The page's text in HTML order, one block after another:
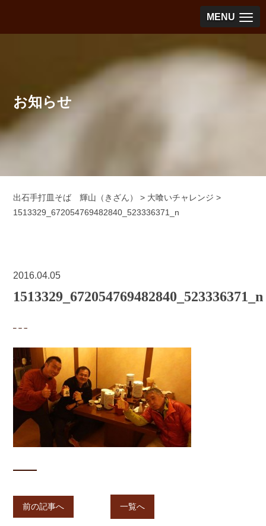
MENU
お知らせ
出石手打皿そば 輝山（きざん） > 大喰いチャレンジ >
1513329_672054769482840_523336371_n
2016.04.05
1513329_672054769482840_523336371_n
前の記事へ 一覧へ